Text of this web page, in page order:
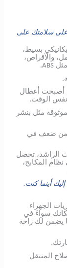
سلامتك على
بسيط،
والأقراص،
مثلABS
.
أصبحت أعطال
نفس الوقت.
مثل بنشر
من ضعف في
الراشد، تحصل
المكابح،
أينما كنت.
الجهراء
سواءً في
يضمن لك راحة
المتنقل